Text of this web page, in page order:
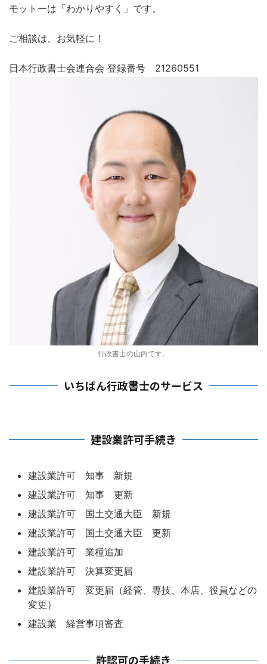
モットーは「わかりやすく」です。
ご相談は、お気軽に！
日本行政書士会連合会 登録番号 21260551
行政書士の山内です。
いちばん行政書士のサービス
建設業許可手続き
建設業許可 知事 新規
建設業許可 知事 更新
建設業許可 国土交通大臣 新規
建設業許可 国土交通大臣 更新
建設業許可 業種追加
建設業許可 決算変更届
建設業許可 変更届（経管、専技、本店、役員などの
変更）
建設業 経営事項審査
許認可の手続き